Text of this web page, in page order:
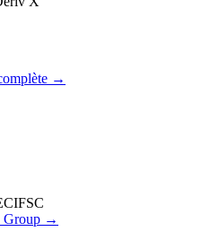
→
IFSC
Group →